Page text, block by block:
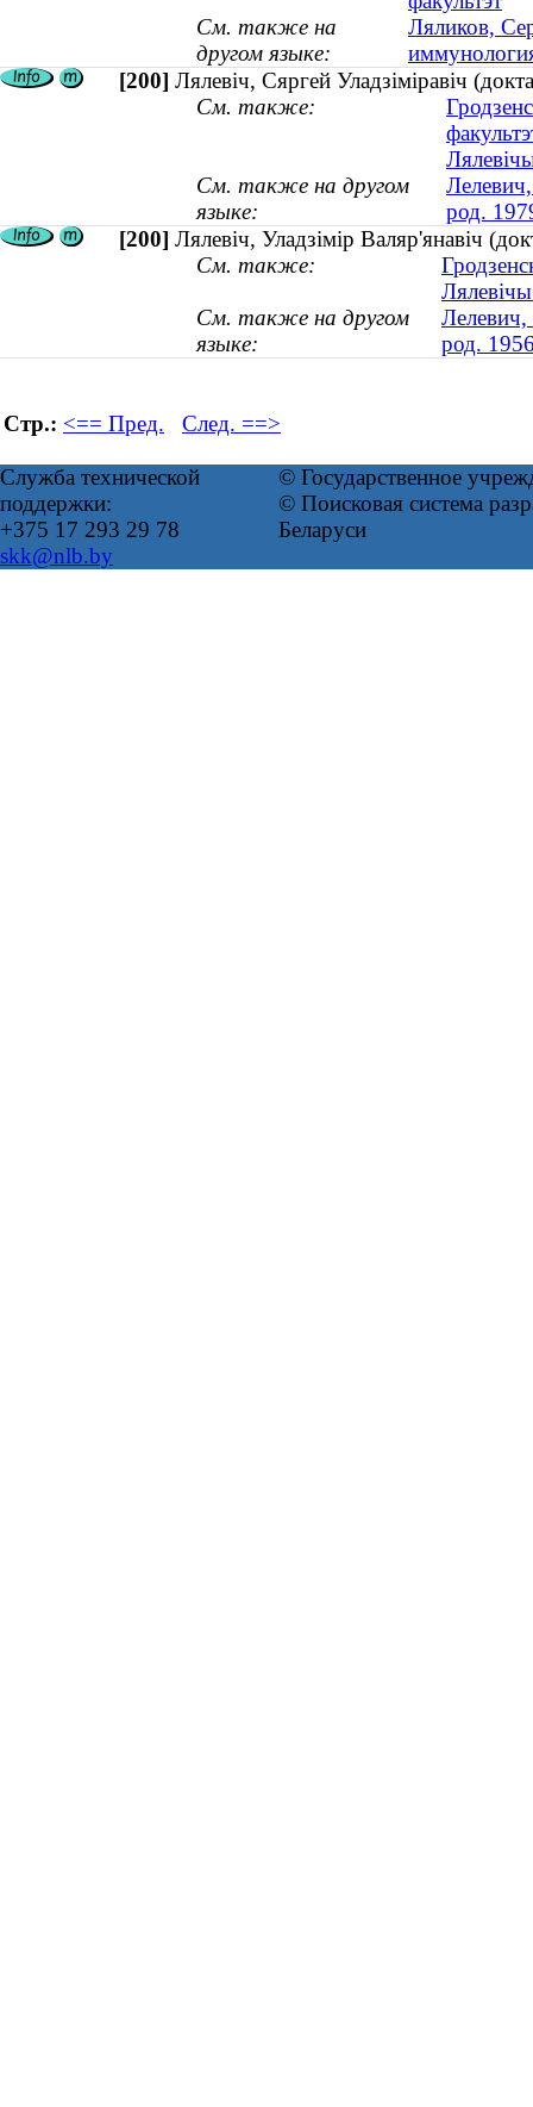
См. также на
другом языке:
Ляликов,
[200] Лялевіч, Сяргей Уладзіміравіч
См. также:
См. также на другом
языке:
род.
[200] Лялевіч, Уладзімір Валяр'янавіч
См. также:
См. также на другом
языке:
род.
Стр.: <== Пред. След. ==>
Служба технической
поддержки:
+375 17 293 29 78
skk@nlb.by
© Государственное
© Поисковая система
Беларуси